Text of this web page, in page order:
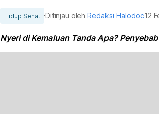
Hidup Sehat Ditinjau olehRedaksi Halodoc12
Nyeri di Kemaluan Tanda Apa?